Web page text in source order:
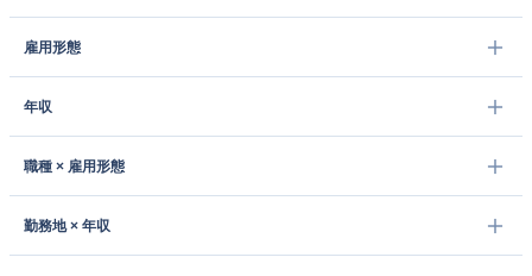
雇用形態
年収
職種 × 雇用形態
勤務地 × 年収